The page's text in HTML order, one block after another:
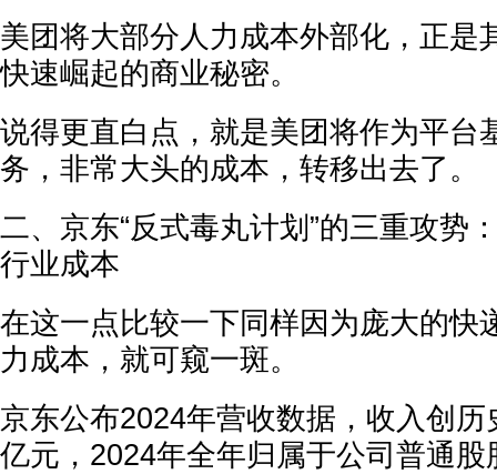
美团将大部分人力成本外部化，正是
快速崛起的商业秘密。
说得更直白点，就是美团将作为平台
务，非常大头的成本，转移出去了。
二、京东“反式毒丸计划”的三重攻势
行业成本
在这一点比较一下同样因为庞大的快
力成本，就可窥一斑。
京东公布2024年营收数据，收入创
亿元，2024年全年归属于公司普通